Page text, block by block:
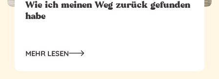
Wie ich meinen Weg zurück gefunden
habe
MEHR LESEN